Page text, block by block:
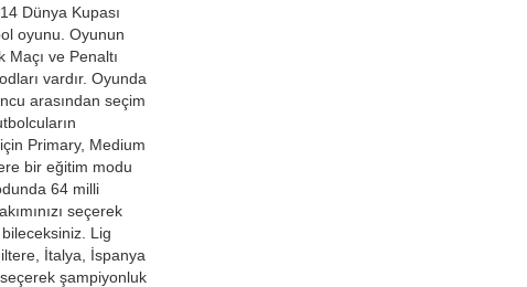
Dünya Kupası
oyunu. Oyunun
Maçı ve Penaltı
vardır. Oyunda
arasından seçim
Primary, Medium
bir eğitim modu
64 milli
seçerek
Lig
İtalya, İspanya
şampiyonluk